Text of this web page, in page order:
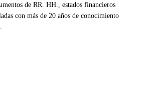
de RR. HH., estados financieros
con más de 20 años de conocimiento